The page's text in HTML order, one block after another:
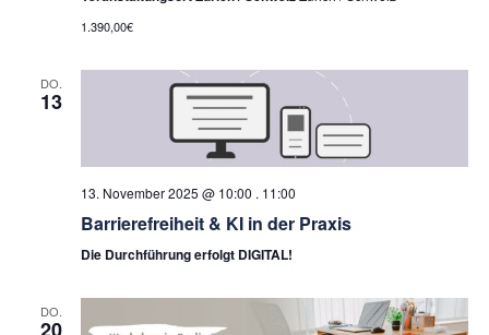
1.390,00€
DO.
13
13. November 2025 @ 10:00 . 11:00
Barrierefreiheit & KI in der Praxis
Die Durchführung erfolgt DIGITAL!
DO.